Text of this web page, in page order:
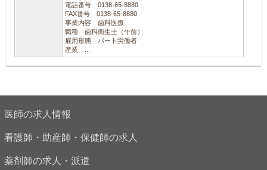
電話番号 0138-65-8880
FAX番号 0138-65-8880
事業内容 歯科医療
職種 歯科衛生士（午前）
雇用形態 パート労働者
産業 ...
医師の求人情報
看護師・助産師・保健師の求人
薬剤師の求人・派遣